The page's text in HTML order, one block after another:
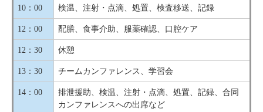
10：00 検温、注射・点滴、処置、検査移送、記録
12：00 配膳、食事介助、服薬確認、口腔ケア
12：30 休憩
13：30 チームカンファレンス、学習会
14：00
排泄援助、検温、注射・点滴、処置、記録、合同
カンファレンスへの出席など